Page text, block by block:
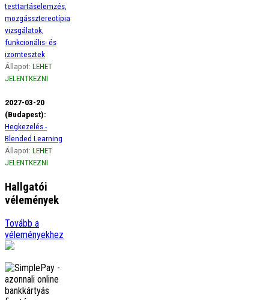
testtartáselemzés,
mozgássztereotípia
vizsgálatok,
funkcionális- és
izomtesztek
Állapot: LEHET
JELENTKEZNI
2027-03-20
(Budapest):
Hegkezelés -
Blended Learning
Állapot: LEHET
JELENTKEZNI
Hallgatói
vélemények
Ági
Szeretném szivből jövő
hálámat kifejezni a gerinces
kurzus óta életemben
előszor figyelek a borzasztó
tartásomra, amikor
görbülök, …tovább
Adrienn
Tovább a
véleményekhez